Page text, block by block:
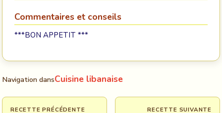
Commentaires et conseils
***BON APPETIT ***
Navigation dansCuisine libanaise
RECETTE PRÉCÉDENTE RECETTE SUIVANTE